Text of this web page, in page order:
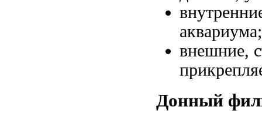
аквариума;
внешние,
Донный